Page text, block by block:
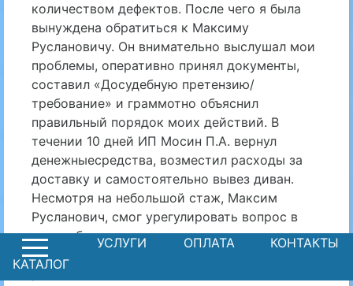
количеством дефектов. После чего я была
вынуждена обратиться к Максиму
Руслановичу. Он внимательно выслушал мои
проблемы, оперативно принял документы,
составил «Досудебную претензию/
требование» и граммотно объяснил
правильный порядок моих действий. В
течении 10 дней ИП Мосин П.А. вернул
денежныесредства, возместил расходы за
доставку и самостоятельно вывез диван.
Несмотря на небольшой стаж, Максим
Русланович, смог урегулировать вопрос в
досудебном порядке.
Желаю крепкого здоровья ??, карьерного
роста ?, достижения самых заветных мечт?️,
УСЛУГИ ОПЛАТА КОНТАКТЫ